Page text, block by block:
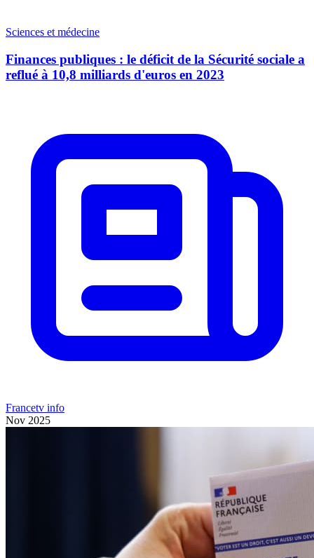
Sciences et médecine
Finances publiques : le déficit de la Sécurité sociale a
reflué à 10,8 milliards d'euros en 2023
Francetv info
Nov 2025